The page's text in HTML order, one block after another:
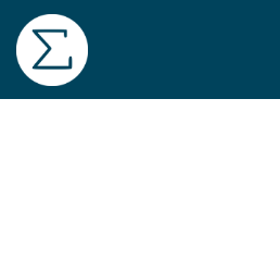
Se rendre au contenu